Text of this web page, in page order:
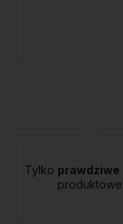
Tylko prawdziwe
produktowe